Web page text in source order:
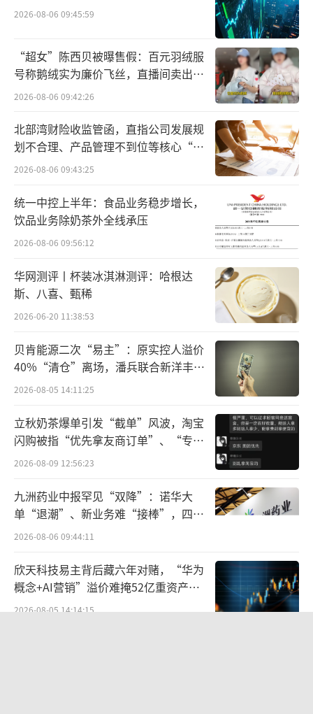
针对上述治理难点，抖音电商上线“肖像
保护功能”，强化前置识别和主动拦截能力。
达人可在功能后台提交需要保护的姓名、肖像
等信息，用于模型识别；同时也需要实时管理
自己的授权名单。粉丝超1万、有本人出镜的作
品、账号近期无违规的达人，也可在抖音安全
中心申请开通“肖像保护”，授权平台主动下
抖音电商达人治理负责人表示，过去，部
分侵权仿冒治理主要依靠权利人反馈、人工核
查后平台处置。“肖像保护功能”上线后，平
台希望通过更动态的协同机制，帮助权利人高
效保护自身权益，保障达人及授权商家的正常
鼓励合规使用AI，平台持续助力商家达人
降本增效
抖音电商方面表示，平台治理AI滥用，并
不意味着否定AI技术本身。平台反对的是利用A
I进行虚假宣传、侵权仿冒和误导消费者，支持
的是商家和达人在合规边界内使用AI提升经营
效率。
2026-08-06 09:45:59
“超女”陈西贝被曝售假：百元羽绒服
号称鹅绒实为廉价飞丝，直播间卖出超
百万元
2026-08-06 09:42:26
北部湾财险收监管函，直指公司发展规
划不合理、产品管理不到位等核心“痛
点”
2026-08-06 09:43:25
统一中控上半年：食品业务稳步增长，
饮品业务除奶茶外全线承压
2026-08-06 09:56:12
华网测评丨杯装冰淇淋测评：哈根达
斯、八喜、甄稀
2026-06-20 11:38:53
贝肯能源二次“易主”：原实控人溢价
40%“清仓”离场，潘兵联合新洋丰、
宏科百世拟入主
2026-08-05 14:11:25
立秋奶茶爆单引发“截单”风波，淘宝
闪购被指“优先拿友商订单”、“专挑
贵的拿”
2026-08-09 12:56:23
九洲药业中报罕见“双降”：诺华大
单“退潮”、新业务难“接棒”，四大
难关待闯
2026-08-06 09:44:11
欣天科技易主背后藏六年对赌，“华为
概念+AI营销”溢价难掩52亿重资产考
验
2026-08-05 14:14:15